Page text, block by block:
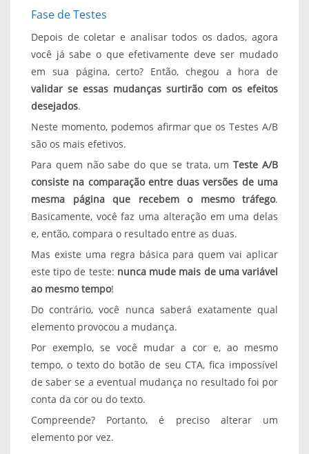
Fase de Testes
Depois de coletar e analisar todos os dados, agora
você já sabe o que efetivamente deve ser mudado
em sua página, certo? Então, chegou a hora de
validar se essas mudanças surtirão com os efeitos
desejados.
Neste momento, podemos afirmar que os Testes A/B
são os mais efetivos.
Para quem não sabe do que se trata, umTeste A/B
consiste na comparação entre duas versões de uma
mesma página que recebem o mesmo tráfego.
Basicamente, você faz uma alteração em uma delas
e, então, compara o resultado entre as duas.
Mas existe uma regra básica para quem vai aplicar
este tipo de teste: nunca mude mais de uma variável
ao mesmo tempo!
Do contrário, você nunca saberá exatamente qual
elemento provocou a mudança.
Por exemplo, se você mudar a cor e, ao mesmo
tempo, o texto do botão de seu CTA, fica impossível
de saber se a eventual mudança no resultado foi por
conta da cor ou do texto.
Compreende? Portanto, é preciso alterar um
elemento por vez.